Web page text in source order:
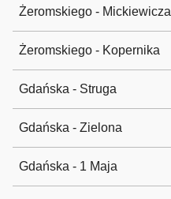
Żeromskiego - Mickiewicza
Żeromskiego - Kopernika
Gdańska - Struga
Gdańska - Zielona
Gdańska - 1 Maja